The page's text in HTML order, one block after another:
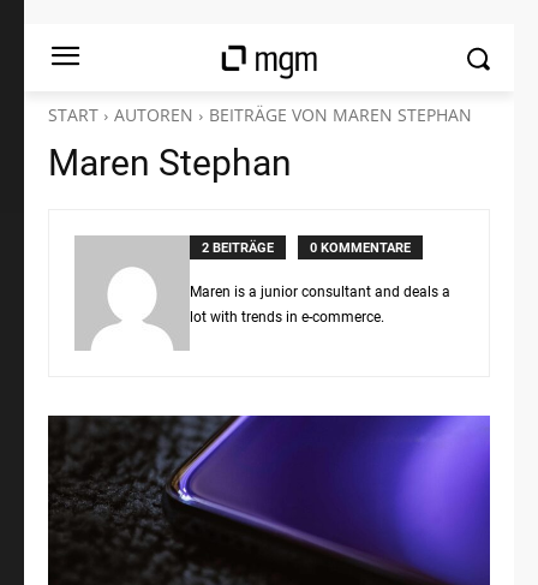
START AUTOREN BEITRÄGE VON MAREN STEPHAN
Maren Stephan
2 BEITRÄGE 0 KOMMENTARE
Maren is a junior consultant and deals a
lot with trends in e-commerce.